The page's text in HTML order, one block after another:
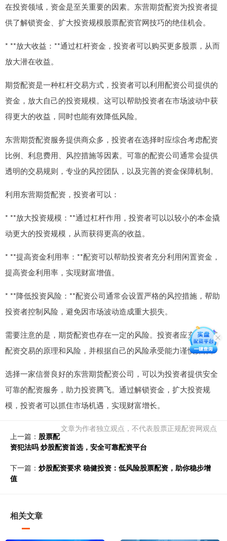
在投资领域，资金是至关重要的因素。东营期货配资为投资者提
供了解锁资金、扩大投资规模股票配资官网技巧的绝佳机会。
* **放大收益：**通过杠杆资金，投资者可以购买更多股票，从而
放大潜在收益。
期货配资是一种杠杆交易方式，投资者可以利用配资公司提供的
资金，放大自己的投资规模。这可以帮助投资者在市场波动中获
得更大的收益，同时也能有效降低风险。
东营期货配资服务提供商众多，投资者在选择时应综合考虑配资
比例、利息费用、风控措施等因素。可靠的配资公司通常会提供
透明的交易规则，专业的风控团队，以及完善的资金保障机制。
利用东营期货配资，投资者可以：
* **放大投资规模：**通过杠杆作用，投资者可以以较小的本金撬
动更大的投资规模，从而获得更高的收益。
* **提高资金利用率：**配资可以帮助投资者充分利用闲置资金，
提高资金利用率，实现财富增值。
* **降低投资风险：**配资公司通常会设置严格的风控措施，帮助
投资者控制风险，避免因市场波动造成重大损失。
需要注意的是，期货配资也存在一定的风险。投资者应充分了解
配资交易的原理和风险，并根据自己的风险承受能力谨慎操作。
选择一家信誉良好的东营期货配资公司，可以为投资者提供安全
可靠的配资服务，助力投资腾飞。通过解锁资金，扩大投资规
模，投资者可以抓住市场机遇，实现财富增长。
文章为作者独立观点，不代表股票正规配资网观点
上一篇： 股票配
资犯法吗 炒股配资首选，安全可靠配资平台
下一篇： 炒股配资要求 稳健投资：低风险股票配资，助你稳步增
值
相关文章